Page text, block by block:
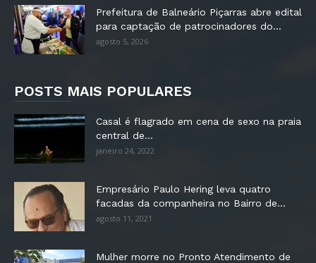
Prefeitura de Balneário Piçarras abre edital
para captação de patrocinadores do...
agosto 5, 2026
POSTS MAIS POPULARES
Casal é flagrado em cena de sexo na praia
central de...
janeiro 24, 2022
Empresário Paulo Hering leva quatro
facadas da companheira no Bairro de...
agosto 11, 2021
Mulher morre no Pronto Atendimento de